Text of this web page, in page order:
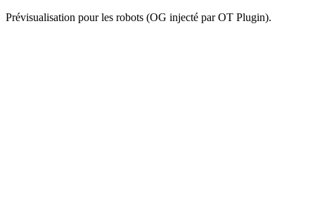
Prévisualisation pour les robots (OG injecté par OT Plugin).